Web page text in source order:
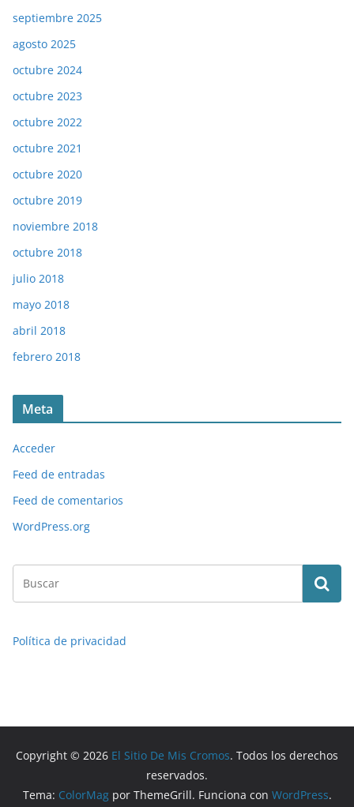
septiembre 2025
agosto 2025
octubre 2024
octubre 2023
octubre 2022
octubre 2021
octubre 2020
octubre 2019
noviembre 2018
octubre 2018
julio 2018
mayo 2018
abril 2018
febrero 2018
Meta
Acceder
Feed de entradas
Feed de comentarios
WordPress.org
Política de privacidad
Copyright © 2026 El Sitio De Mis Cromos. Todos los derechos
reservados.
Tema: ColorMagpor ThemeGrill. Funciona con WordPress.